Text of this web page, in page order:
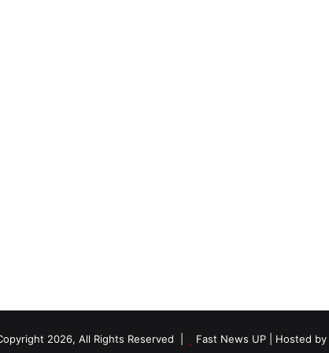
2026, All Rights Reserved | Fast News UP| Hosted by